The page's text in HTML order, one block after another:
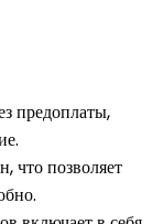
предоплаты,
что позволяет